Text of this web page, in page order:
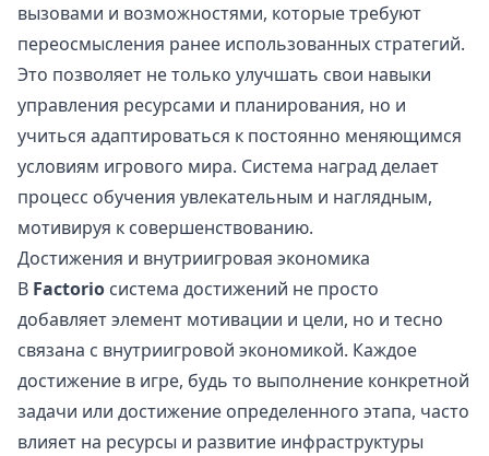
вызовами и возможностями, которые требуют
переосмысления ранее использованных стратегий.
Это позволяет не только улучшать свои навыки
управления ресурсами и планирования, но и
учиться адаптироваться к постоянно меняющимся
условиям игрового мира. Система наград делает
процесс обучения увлекательным и наглядным,
мотивируя к совершенствованию.
Достижения и внутриигровая экономика
В Factorio система достижений не просто
добавляет элемент мотивации и цели, но и тесно
связана с внутриигровой экономикой. Каждое
достижение в игре, будь то выполнение конкретной
задачи или достижение определенного этапа, часто
влияет на ресурсы и развитие инфраструктуры